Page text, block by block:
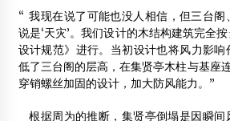
“ 我现在说了可能也没人相信，但三台
说是‘天灾’。我们设计的木结构建筑完全
设计规范》进行。当初设计也将风力影
低了三台阁的层高，在集贤亭木柱与基座
穿销螺丝加固的设计，加大防风能力。”
根据周为的推断，集贤亭倒塌是因瞬间